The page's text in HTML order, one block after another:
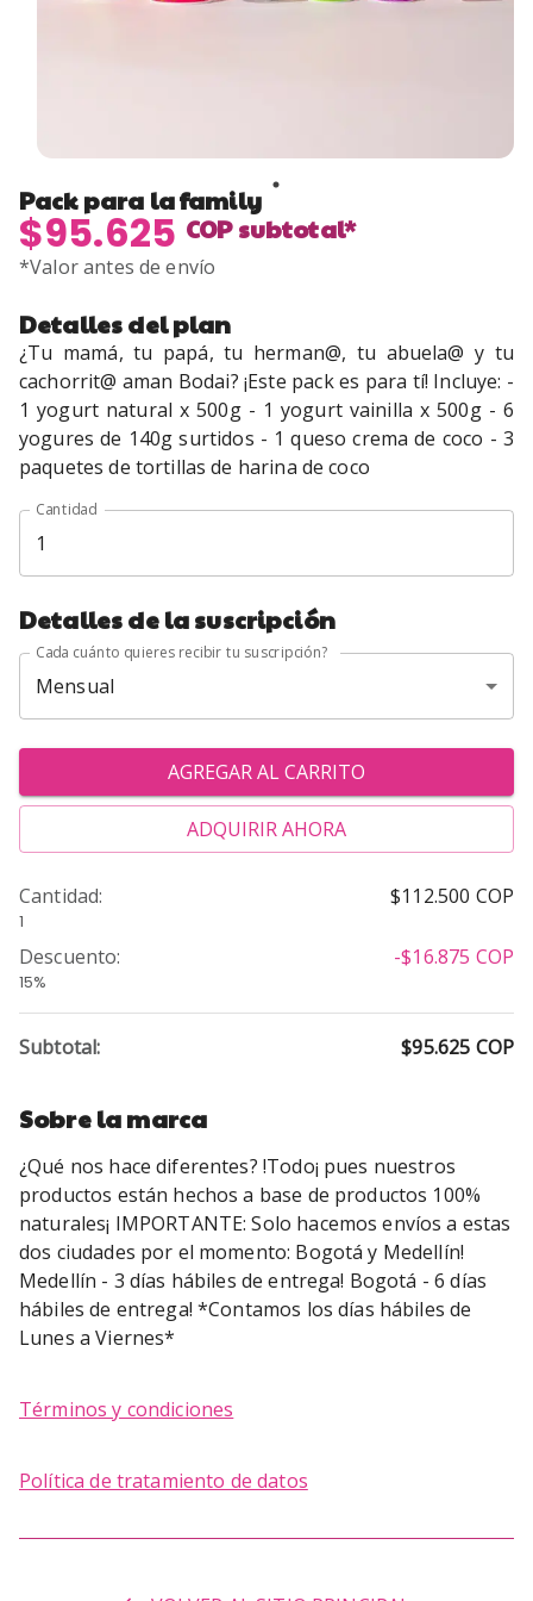
Pack para la family
$95.625 COPsubtotal*
*Valor antes de envío
Detalles del plan
¿Tu mamá, tu papá, tu herman@, tu abuela@ y tu
cachorrit@ aman Bodai? ¡Este pack es para tí! Incluye: -
1 yogurt natural x 500g - 1 yogurt vainilla x 500g - 6
yogures de 140g surtidos - 1 queso crema de coco - 3
paquetes de tortillas de harina de coco
Cantidad
Detalles de la suscripción
Cada cuánto quieres recibir tu suscripción?
Mensual
AGREGAR AL CARRITO
ADQUIRIR AHORA
Cantidad:
1
$112.500 COP
Descuento:
15%
-$16.875 COP
Subtotal: $95.625 COP
Sobre la marca
¿Qué nos hace diferentes? !Todo¡ pues nuestros
productos están hechos a base de productos 100%
naturales¡ IMPORTANTE: Solo hacemos envíos a estas
dos ciudades por el momento: Bogotá y Medellín!
Medellín - 3 días hábiles de entrega! Bogotá - 6 días
hábiles de entrega! *Contamos los días hábiles de
Lunes a Viernes*
Términos y condiciones
Política de tratamiento de datos